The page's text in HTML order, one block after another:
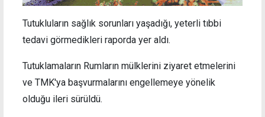
Tutukluların sağlık sorunları yaşadığı, yeterli tıbbi
tedavi görmedikleri raporda yer aldı.
Tutuklamaların Rumların mülklerini ziyaret etmelerini
ve TMK'ya başvurmalarını engellemeye yönelik
olduğu ileri sürüldü.